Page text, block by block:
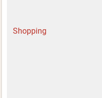
Shopping